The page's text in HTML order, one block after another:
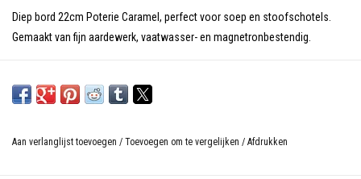
Diep bord 22cm Poterie Caramel, perfect voor soep en stoofschotels.
Gemaakt van fijn aardewerk, vaatwasser- en magnetronbestendig.
Aan verlanglijst toevoegen / Toevoegen om te vergelijken / Afdrukken